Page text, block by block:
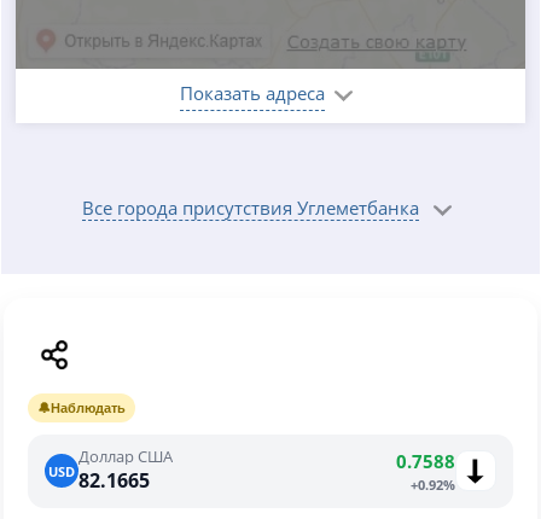
Показать адреса
Все города присутствия Углеметбанка
🔔Наблюдать
USD
Доллар США
82.1665
0.7588
+0.92%